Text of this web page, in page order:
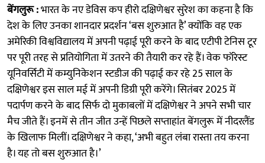
बेंगलुरू :भारत के नए डेविस कप हीरो दक्षिणेश्वर सुरेश का कहना है कि
देश के लिए उनका शानदार प्रदर्शन ‘बस शुरुआत है’ क्योंकि वह एक
अमेरिकी विश्वविद्यालय में अपनी पढ़ाई पूरी करने के बाद एटीपी टेनिस टूर
पर पूरी तरह से प्रतियोगिता में उतरने की तैयारी कर रहे हैं। वेक फॉरेस्ट
यूनिवर्सिटी में कम्युनिकेशन स्टडीज की पढ़ाई कर रहे 25 साल के
दक्षिणेश्वर इस साल मई में अपनी डिग्री पूरी करेंगे। सितंबर 2025 में
पदार्पण करने के बाद सिर्फ दो मुकाबलों में दक्षिणेश्वर ने अपने सभी चार
मैच जीते हैं। इनमें से तीन जीत उन्हें पिछले सप्ताहांत बेंगलुरू में नीदरलैंड
के खिलाफ मिलीं। दक्षिणेश्वर ने कहा, ‘अभी बहुत लंबा रास्ता तय करना
है। यह तो बस शुरुआत है।’